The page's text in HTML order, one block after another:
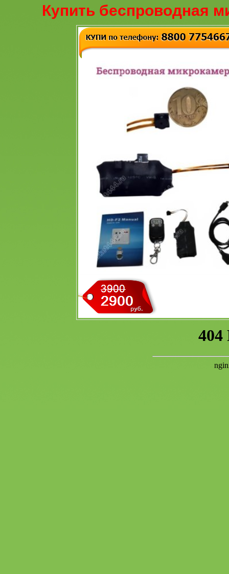
Купить беспроводная